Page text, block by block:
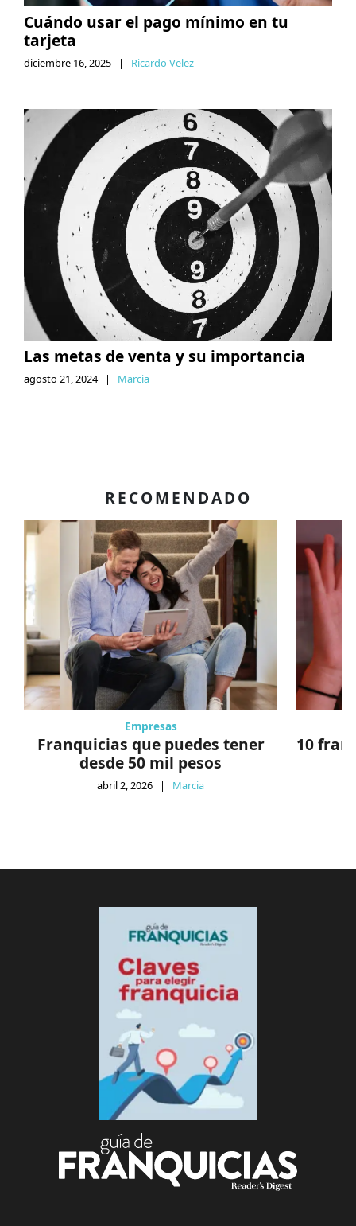
Cuándo usar el pago mínimo en tu
tarjeta
diciembre 16, 2025 | Ricardo Velez
Las metas de venta y su importancia
agosto 21, 2024 | Marcia
RECOMENDADO
Empresas
Franquicias que puedes tener
desde 50 mil pesos
abril 2, 2026 | Marcia
10